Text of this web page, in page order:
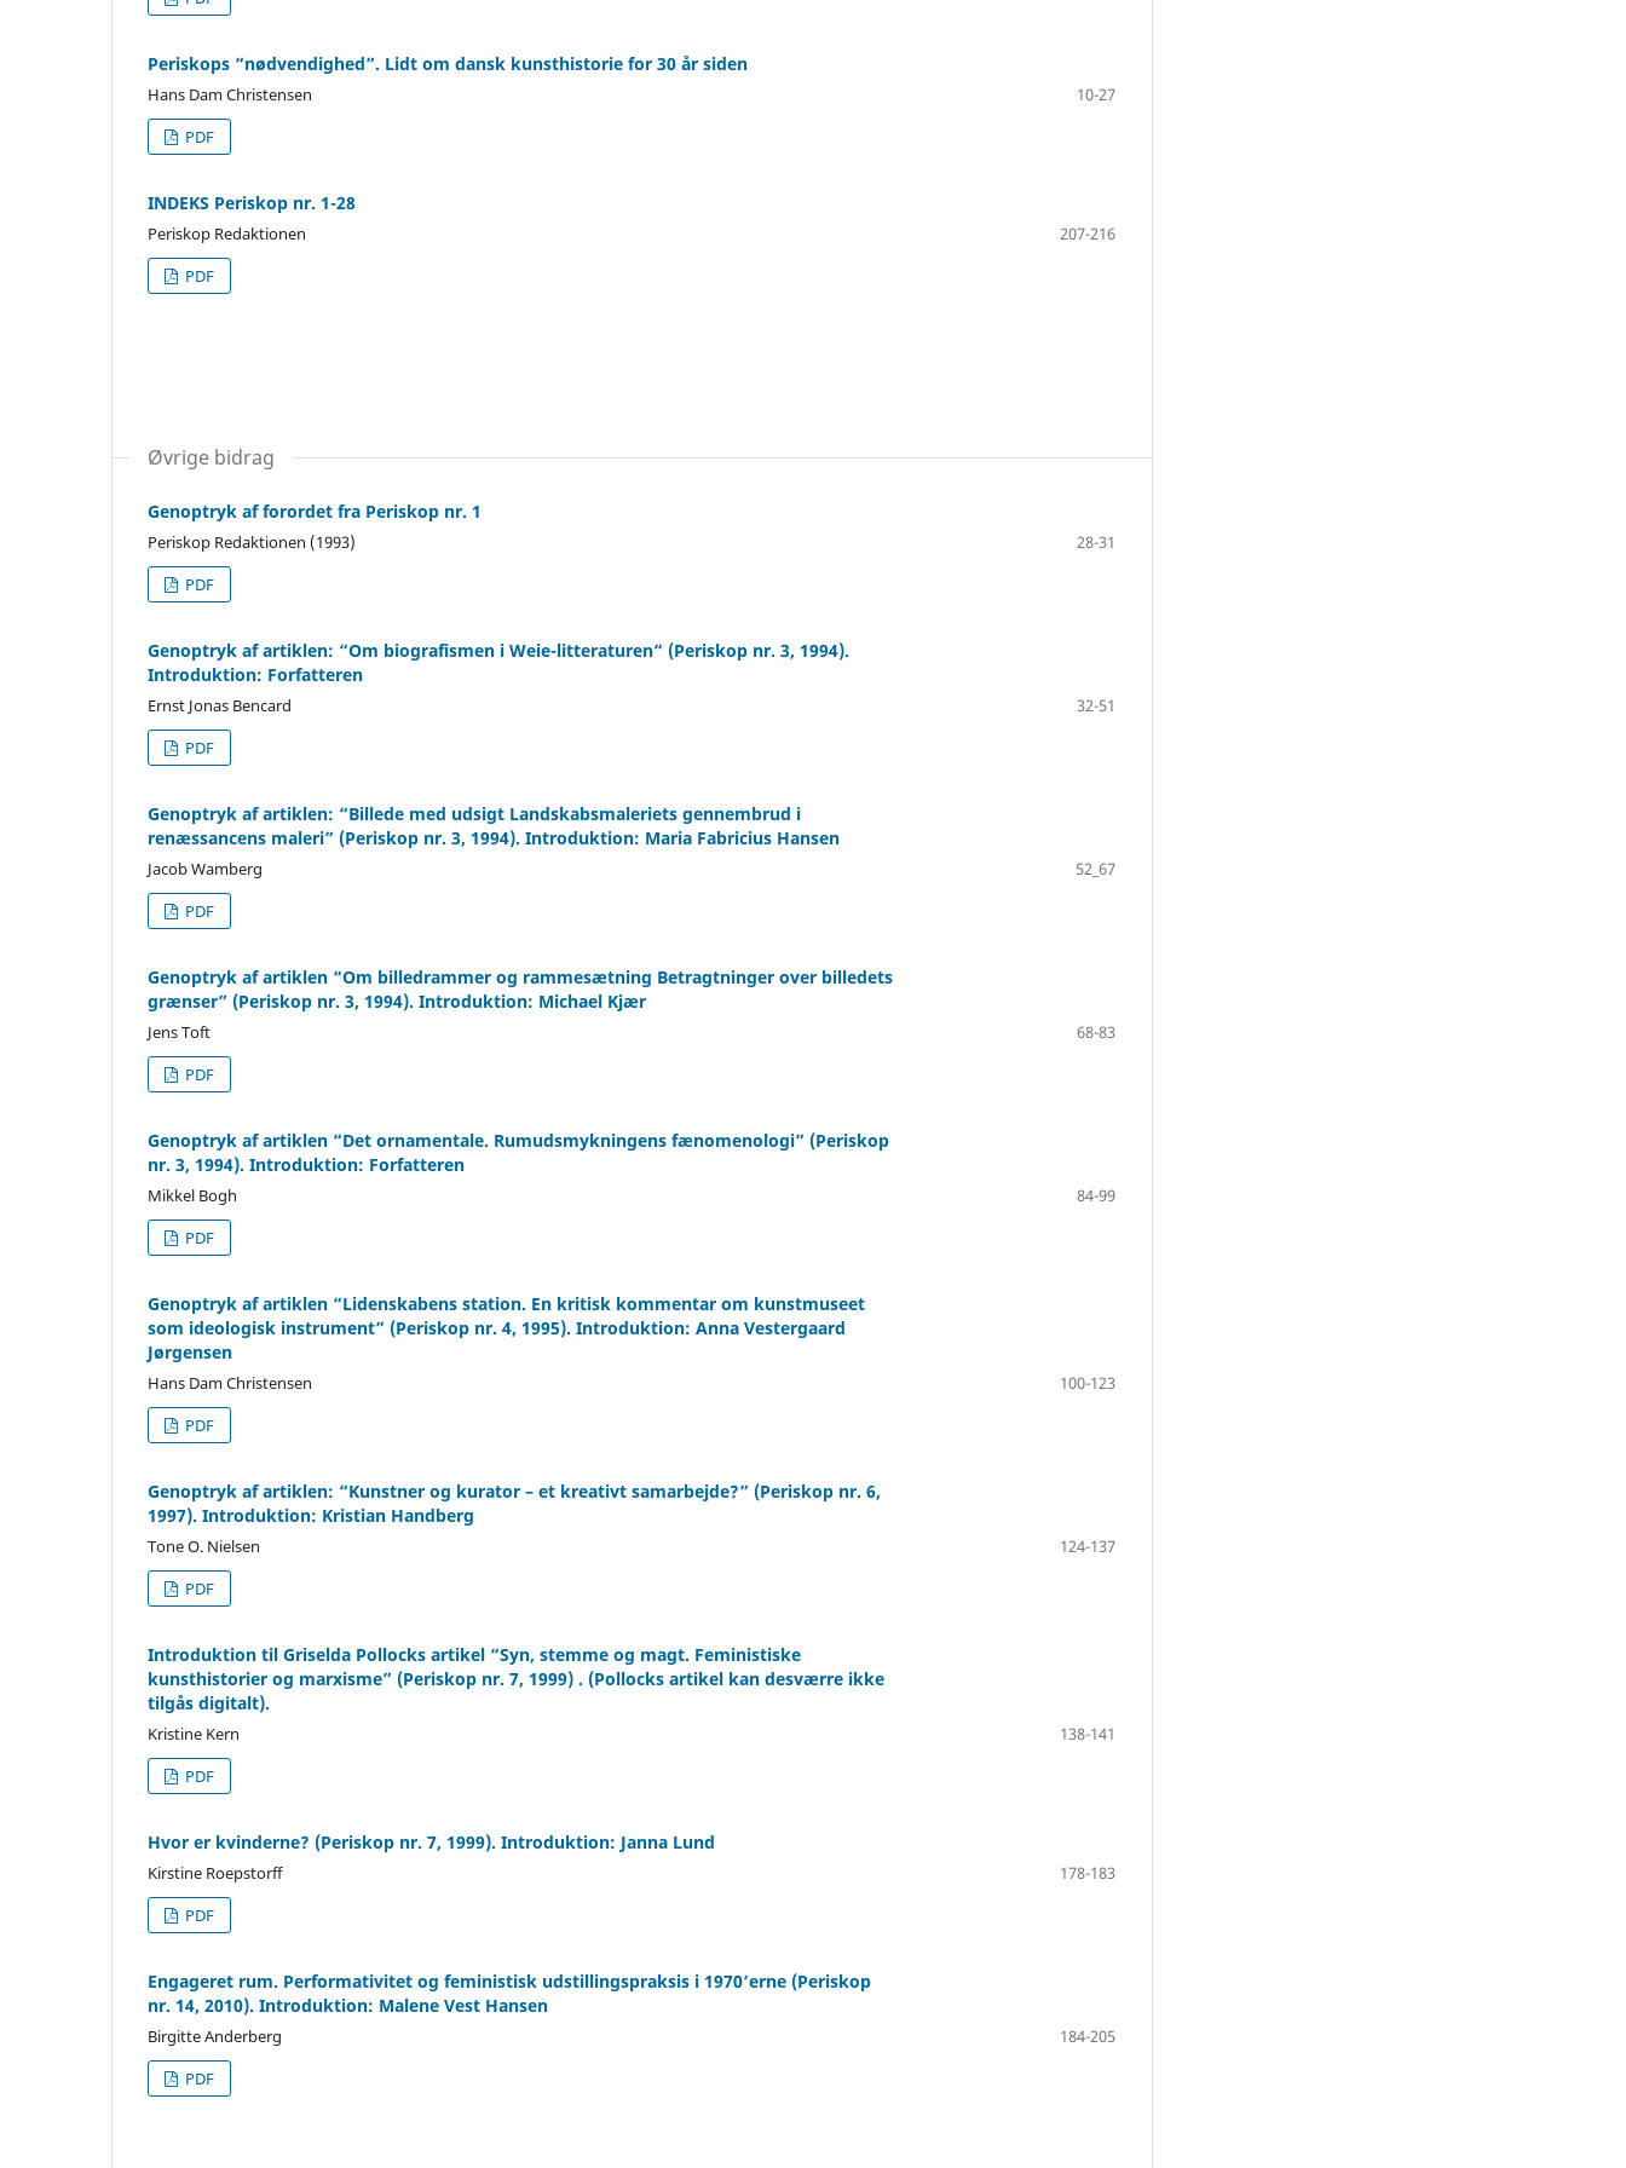
Periskops “nødvendighed”. Lidt om dansk kunsthistorie for 30 år siden
Hans Dam Christensen
10-27
PDF
INDEKS Periskop nr. 1-28
Periskop Redaktionen
207-216
PDF
Øvrige bidrag
Genoptryk af forordet fra Periskop nr. 1
Periskop Redaktionen (1993)
28-31
PDF
Genoptryk af artiklen: “Om biografismen i Weie-litteraturen“ (Periskop nr. 3, 1994).
Introduktion: Forfatteren
Ernst Jonas Bencard
32-51
PDF
Genoptryk af artiklen: “Billede med udsigt Landskabsmaleriets gennembrud i
renæssancens maleri” (Periskop nr. 3, 1994). Introduktion: Maria Fabricius Hansen
Jacob Wamberg
52_67
PDF
Genoptryk af artiklen “Om billedrammer og rammesætning Betragtninger over billedets
grænser” (Periskop nr. 3, 1994). Introduktion: Michael Kjær
Jens Toft
68-83
PDF
Genoptryk af artiklen “Det ornamentale. Rumudsmykningens fænomenologi” (Periskop
nr. 3, 1994). Introduktion: Forfatteren
Mikkel Bogh
84-99
PDF
Genoptryk af artiklen “Lidenskabens station. En kritisk kommentar om kunstmuseet
som ideologisk instrument” (Periskop nr. 4, 1995). Introduktion: Anna Vestergaard
Jørgensen
Hans Dam Christensen
100-123
PDF
Genoptryk af artiklen: “Kunstner og kurator – et kreativt samarbejde?” (Periskop nr. 6,
1997). Introduktion: Kristian Handberg
Tone O. Nielsen
124-137
PDF
Introduktion til Griselda Pollocks artikel “Syn, stemme og magt. Feministiske
kunsthistorier og marxisme” (Periskop nr. 7, 1999) . (Pollocks artikel kan desværre ikke
tilgås digitalt).
Kristine Kern
138-141
PDF
Hvor er kvinderne? (Periskop nr. 7, 1999). Introduktion: Janna Lund
Kirstine Roepstorff
178-183
PDF
Engageret rum. Performativitet og feministisk udstillingspraksis i 1970’erne (Periskop
nr. 14, 2010). Introduktion: Malene Vest Hansen
Birgitte Anderberg
184-205
PDF